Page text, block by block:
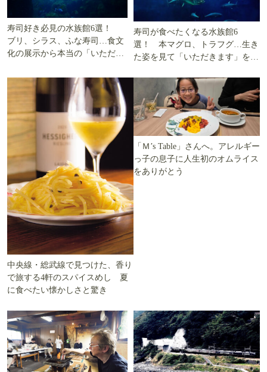
寿司好き必見の水族館6選！
ブリ、シラス、ふな寿司…食文
化の展示から本当の「いただき
寿司が食べたくなる水族館6
選！ 本マグロ、トラフグ…生き
た姿を見て「いただきます」を考
中央線・総武線で見つけた、香り
で旅する4軒のスパイスめし 夏
に食べたい懐かしさと驚き
「Ｍ’s Table」さんへ。アレルギー
っ子の息子に人生初のオムライス
をありがとう